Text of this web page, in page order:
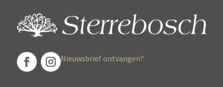
Nieuwsbrief ontvangen?